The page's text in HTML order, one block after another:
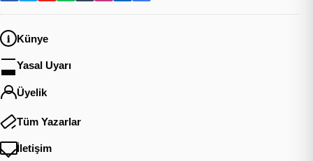
Künye
Yasal Uyarı
Üyelik
Tüm Yazarlar
İletişim